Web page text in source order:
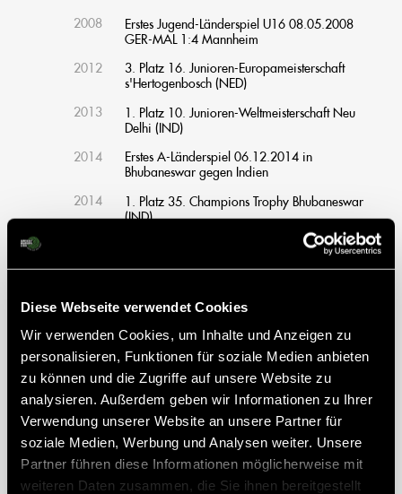
Diese Webseite verwendet Cookies
Wir verwenden Cookies, um Inhalte und Anzeigen zu
personalisieren, Funktionen für soziale Medien anbieten
zu können und die Zugriffe auf unsere Website zu
analysieren. Außerdem geben wir Informationen zu Ihrer
Verwendung unserer Website an unsere Partner für
soziale Medien, Werbung und Analysen weiter. Unsere
Partner führen diese Informationen möglicherweise mit
weiteren Daten zusammen, die Sie ihnen bereitgestellt
2008
Erstes Jugend-Länderspiel U16 08.05.2008
GER-MAL 1:4 Mannheim
2012
3. Platz 16. Junioren-Europameisterschaft
s'Hertogenbosch (NED)
2013
1. Platz 10. Junioren-Weltmeisterschaft Neu
Delhi (IND)
2014
Erstes A-Länderspiel 06.12.2014 in
Bhubaneswar gegen Indien
2014
1. Platz 35. Champions Trophy Bhubaneswar
(IND)
2. Platz 15. Europameisterschaft London (ENG)
2015
7. Platz World League Finalturnier Raipur (IND)
2016
3. Platz Olympische Spiele Rio de Janeiro
2017
4. Platz 16. Europameisterschaft Amsterdam
(NED)
5. Platz 14. Weltmeisterschaft Bhubaneswar
(IND)
2019
4. Platz 17. Europameisterschaft Antwerpen
(BEL)
2023
1. Platz 15. Weltmeisterschaft Bhubaneswar